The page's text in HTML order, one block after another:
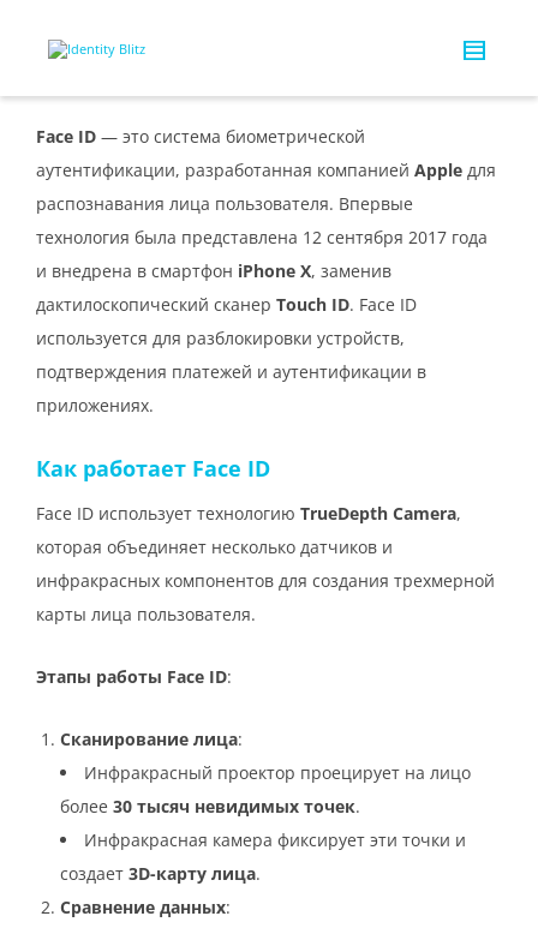
Face ID — это система биометрической
аутентификации, разработанная компанией Apple для
распознавания лица пользователя. Впервые
технология была представлена 12 сентября 2017 года
и внедрена в смартфон iPhone X, заменив
дактилоскопический сканер Touch ID. Face ID
используется для разблокировки устройств,
подтверждения платежей и аутентификации в
приложениях.
Как работает Face ID
Face ID использует технологию TrueDepth Camera,
которая объединяет несколько датчиков и
инфракрасных компонентов для создания трехмерной
карты лица пользователя.
Этапы работы Face ID:
Сканирование лица:
Инфракрасный проектор проецирует на лицо
более 30 тысяч невидимых точек.
Инфракрасная камера фиксирует эти точки и
создает 3D-карту лица.
Сравнение данных: